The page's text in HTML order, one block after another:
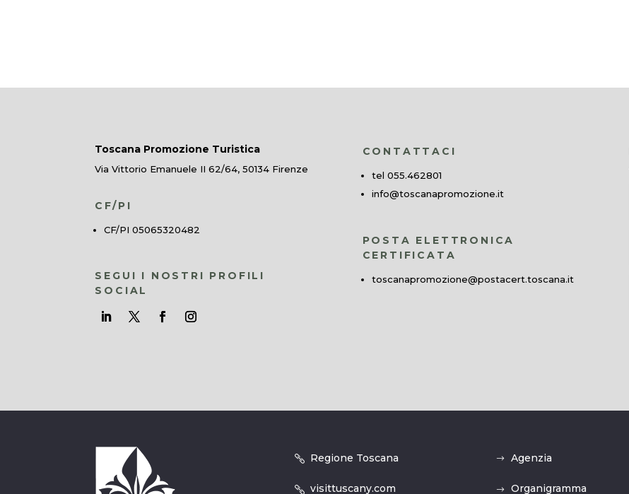
Toscana Promozione Turistica
Via Vittorio Emanuele II 62/64, 50134 Firenze
CF/PI
CF/PI 05065320482
SEGUI I NOSTRI PROFILI
SOCIAL
CONTATTACI
tel 055.462801
info@toscanapromozione.it
POSTA ELETTRONICA
CERTIFICATA
toscanapromozione@postacert.toscana.it
Regione Toscana
visittuscany.com
Agenzia
Organigramma